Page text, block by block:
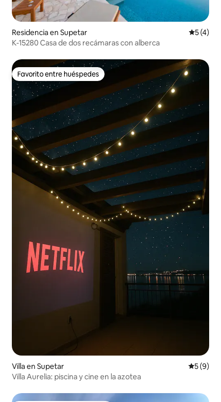
Residencia en Supetar
5 (4)
K-15280 Casa de dos recámaras con alberca
Favorito entre huéspedes
Favorito entre huéspedes
Villa en Supetar
5 (9)
Villa Aurelia: piscina y cine en la azotea